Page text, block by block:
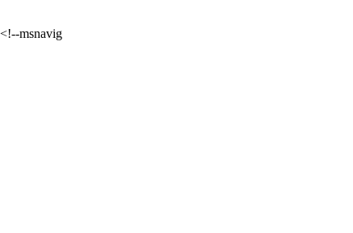
<!--msnavig